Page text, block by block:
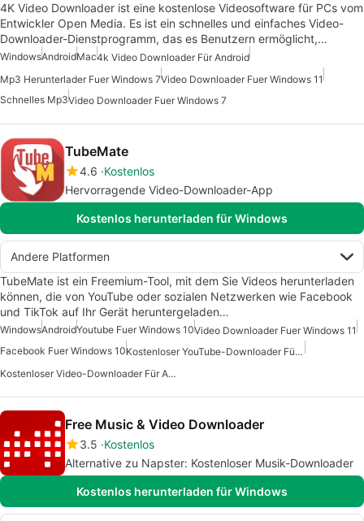
4K Video Downloader ist eine kostenlose Videosoftware für PCs vom
Entwickler Open Media. Es ist ein schnelles und einfaches Video-
Downloader-Dienstprogramm, das es Benutzern ermöglicht,…
WindowsAndroidMac4k Video Downloader Für Android
Mp3 Herunterlader Fuer Windows 7Video Downloader Fuer Windows 11
Schnelles Mp3Video Downloader Fuer Windows 7
TubeMate
4.6 Kostenlos
Hervorragende Video-Downloader-App
Kostenlos herunterladen für Windows
Andere Platformen
TubeMate ist ein Freemium-Tool, mit dem Sie Videos herunterladen
können, die von YouTube oder sozialen Netzwerken wie Facebook
und TikTok auf Ihr Gerät heruntergeladen…
WindowsAndroidYoutube Fuer Windows 10Video Downloader Fuer Windows 11
Facebook Fuer Windows 10
Kostenloser YouTube-Downloader Für Android
Kostenloser Video-Downloader Für Android
Free Music & Video Downloader
3.5 Kostenlos
Alternative zu Napster: Kostenloser Musik-Downloader
Kostenlos herunterladen für Windows